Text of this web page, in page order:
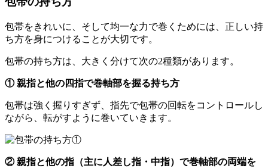
包帯をきれいに、そして均一な力で巻くためには、正しい持
ち方を身につけることが大切です。
包帯の持ち方は、大きく分けて次の2種類があります。
① 親指と他の四指で巻軸部を握る持ち方
包帯は強く握りすぎず、指先で包帯の回転をコントロールし
ながら、転がすように巻いていきます。
② 親指と他の指（主に人差し指・中指）で巻軸部の両端を